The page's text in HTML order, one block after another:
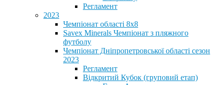
Регламент
2023
Чемпіонат області 8х8
Savex Minerals Чемпіонат з пляжного
футболу
Чемпіонат Дніпропетровської області сезон
2023
Регламент
Відкритий Кубок (груповий етап)